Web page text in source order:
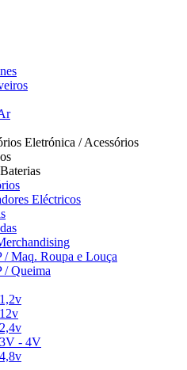
Eletrónica / Acessórios
Eléctricos
/ Maq. Roupa e Louça
/ Queima
- 4V